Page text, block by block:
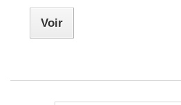
Voir